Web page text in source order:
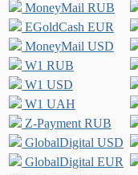
MoneyMail RUB
EGoldCash EUR
MoneyMail USD
W1 RUB
W1 USD
W1 UAH
Z-Payment RUB
GlobalDigital USD
GlobalDigital EUR